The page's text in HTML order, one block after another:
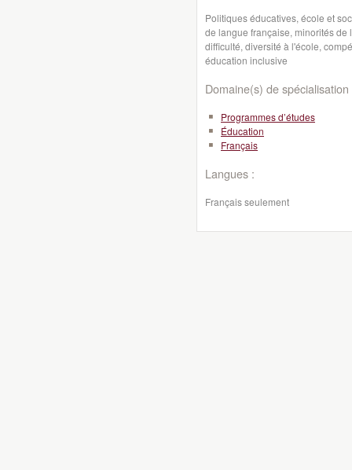
Politiques éducatives, école et
de langue française, minorités
difficulté, diversité à l'école,
éducation inclusive
Domaine(s) de spécialisation
Programmes d’études
Éducation
Français
Langues :
Français seulement